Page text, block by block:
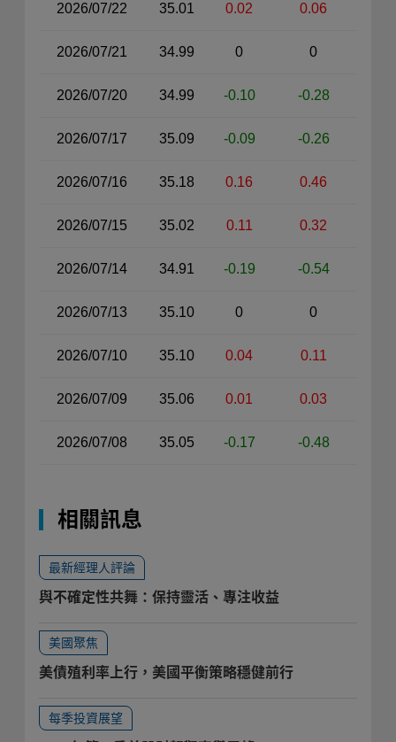
2026/07/22 35.01 0.02 0.06
2026/07/21 34.99 0 0
2026/07/20 34.99 -0.10 -0.28
2026/07/17 35.09 -0.09 -0.26
2026/07/16 35.18 0.16 0.46
2026/07/15 35.02 0.11 0.32
2026/07/14 34.91 -0.19 -0.54
2026/07/13 35.10 0 0
2026/07/10 35.10 0.04 0.11
2026/07/09 35.06 0.01 0.03
2026/07/08 35.05 -0.17 -0.48
相關訊息
最新經理人評論
與不確定性共舞：保持靈活、專注收益
美國聚焦
美債殖利率上行，美國平衡策略穩健前行
每季投資展望